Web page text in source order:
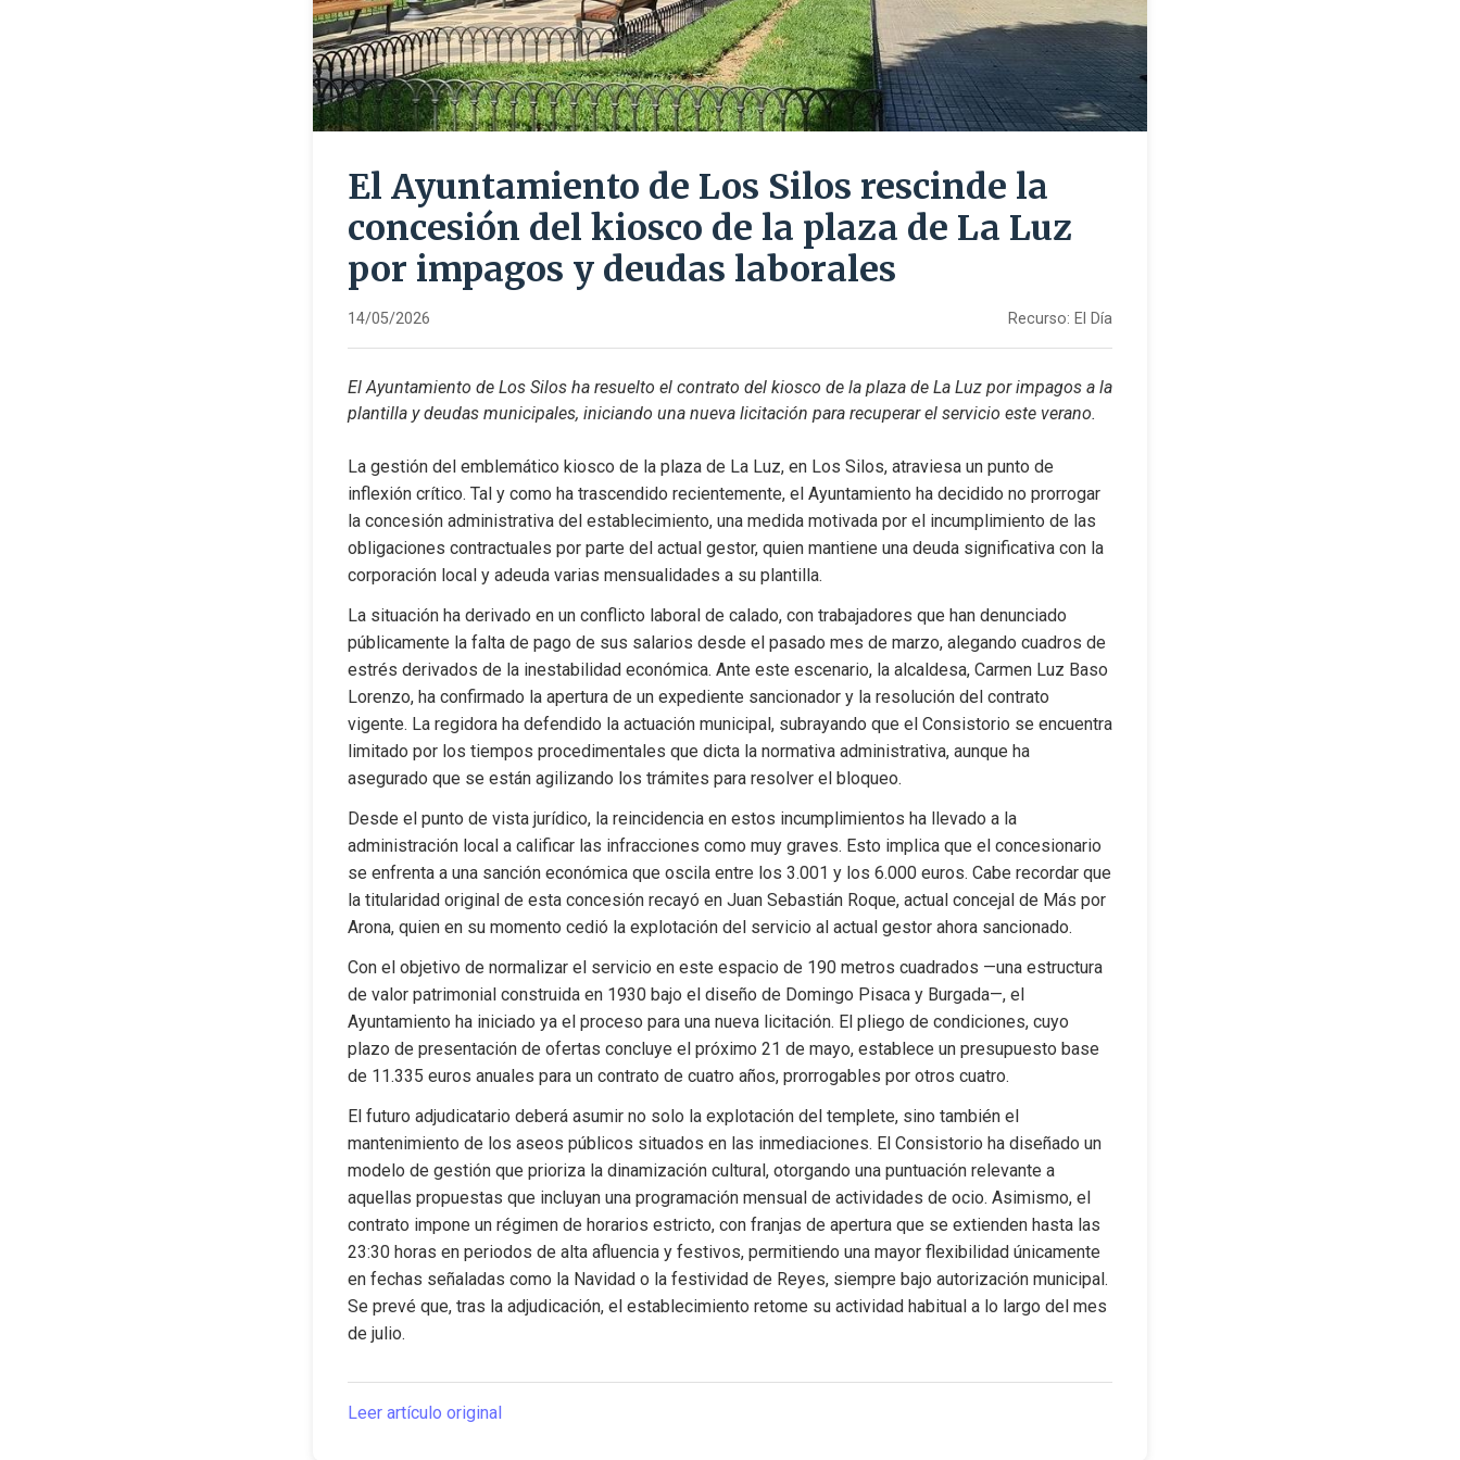
El Ayuntamiento de Los Silos rescinde la
concesión del kiosco de la plaza de La Luz
por impagos y deudas laborales
14/05/2026 Recurso: El Día
El Ayuntamiento de Los Silos ha resuelto el contrato del kiosco de la plaza de La Luz por impagos a la
plantilla y deudas municipales, iniciando una nueva licitación para recuperar el servicio este verano.
La gestión del emblemático kiosco de la plaza de La Luz, en Los Silos, atraviesa un punto de
inflexión crítico. Tal y como ha trascendido recientemente, el Ayuntamiento ha decidido no prorrogar
la concesión administrativa del establecimiento, una medida motivada por el incumplimiento de las
obligaciones contractuales por parte del actual gestor, quien mantiene una deuda significativa con la
corporación local y adeuda varias mensualidades a su plantilla.
La situación ha derivado en un conflicto laboral de calado, con trabajadores que han denunciado
públicamente la falta de pago de sus salarios desde el pasado mes de marzo, alegando cuadros de
estrés derivados de la inestabilidad económica. Ante este escenario, la alcaldesa, Carmen Luz Baso
Lorenzo, ha confirmado la apertura de un expediente sancionador y la resolución del contrato
vigente. La regidora ha defendido la actuación municipal, subrayando que el Consistorio se encuentra
limitado por los tiempos procedimentales que dicta la normativa administrativa, aunque ha
asegurado que se están agilizando los trámites para resolver el bloqueo.
Desde el punto de vista jurídico, la reincidencia en estos incumplimientos ha llevado a la
administración local a calificar las infracciones como muy graves. Esto implica que el concesionario
se enfrenta a una sanción económica que oscila entre los 3.001 y los 6.000 euros. Cabe recordar que
la titularidad original de esta concesión recayó en Juan Sebastián Roque, actual concejal de Más por
Arona, quien en su momento cedió la explotación del servicio al actual gestor ahora sancionado.
Con el objetivo de normalizar el servicio en este espacio de 190 metros cuadrados —una estructura
de valor patrimonial construida en 1930 bajo el diseño de Domingo Pisaca y Burgada—, el
Ayuntamiento ha iniciado ya el proceso para una nueva licitación. El pliego de condiciones, cuyo
plazo de presentación de ofertas concluye el próximo 21 de mayo, establece un presupuesto base
de 11.335 euros anuales para un contrato de cuatro años, prorrogables por otros cuatro.
El futuro adjudicatario deberá asumir no solo la explotación del templete, sino también el
mantenimiento de los aseos públicos situados en las inmediaciones. El Consistorio ha diseñado un
modelo de gestión que prioriza la dinamización cultural, otorgando una puntuación relevante a
aquellas propuestas que incluyan una programación mensual de actividades de ocio. Asimismo, el
contrato impone un régimen de horarios estricto, con franjas de apertura que se extienden hasta las
23:30 horas en periodos de alta afluencia y festivos, permitiendo una mayor flexibilidad únicamente
en fechas señaladas como la Navidad o la festividad de Reyes, siempre bajo autorización municipal.
Se prevé que, tras la adjudicación, el establecimiento retome su actividad habitual a lo largo del mes
de julio.
Leer artículo original